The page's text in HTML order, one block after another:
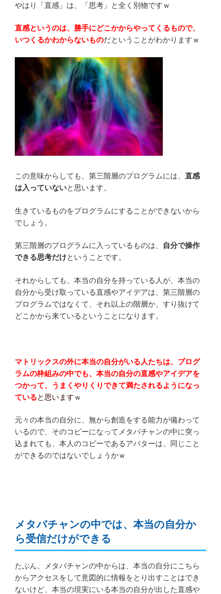
やはり「直感」は、「思考」と全く別物ですｗ
直感というのは、勝手にどこかからやってくるもので、
いつくるかわからないものだということがわかりますｗ
この意味からしても、第三階層のプログラムには、 直感
は入っていないと思います。
生きているものをプログラムにすることができないから
でしょう。
第三階層のプログラムに入っているものは、
自分で操作
できる思考だけということです。
それからしても、本当の自分を持っている人が、本当の
自分から受け取っている直感やアイデアは、第三階層の
プログラムではなくて、それ以上の階層か、すり抜けて
どこかから来ているということになります。
マトリックスの外に本当の自分がいる人たちは、プログ
ラムの枠組みの中でも、本当の自分の直感やアイデアを
つかって、うまくやりくりできて満たされるようになっ
ていると思いますｗ
元々の本当の自分に、無から創造をする能力が備わって
いるので、そのコピーになってメタバチャンの中に突っ
込まれても、本人のコピーであるアバターは、同じこと
ができるのではないでしょうかｗ
メタバチャンの中では、本当の自分か
ら受信だけができる
たぶん、メタバチャンの中からは、本当の自分にこちら
からアクセスをして意図的に情報をとり出すことはでき
ないけど、本当の現実にいる本当の自分が出した直感や